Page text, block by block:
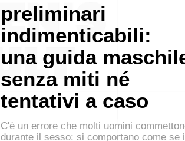
preliminari
indimenticabili:
una guida
senza miti né
tentativi a caso
C'è un errore che molti uomini
durante il sesso: si comportano come se